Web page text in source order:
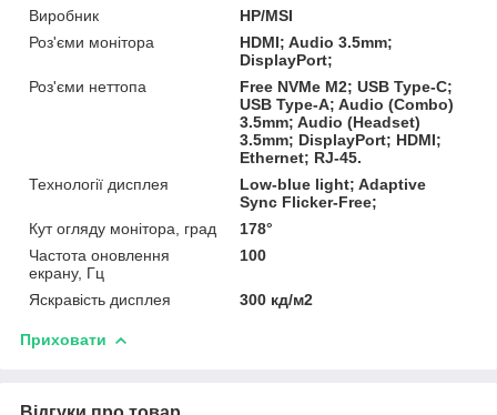
Виробник
HP/MSI
Роз'єми монітора
HDMI; Audio 3.5mm;
DisplayPort;
Роз'єми неттопа
Free NVMe M2; USB Type-C;
USB Type-A; Audio (Combo)
3.5mm; Audio (Headset)
3.5mm; DisplayPort; HDMI;
Ethernet; RJ-45.
Технології дисплея
Low-blue light; Adaptive
Sync Flicker-Free;
Кут огляду монітора, град
178°
Частота оновлення
екрану, Гц
100
Яскравість дисплея 300 кд/м2
Приховати